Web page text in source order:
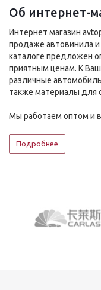
Об интернет-
Интернет магазин
продаже автовинила и
каталоге предложен
приятным ценам. К
различные
также материалы для
Мы работаем оптом и
Подробнее